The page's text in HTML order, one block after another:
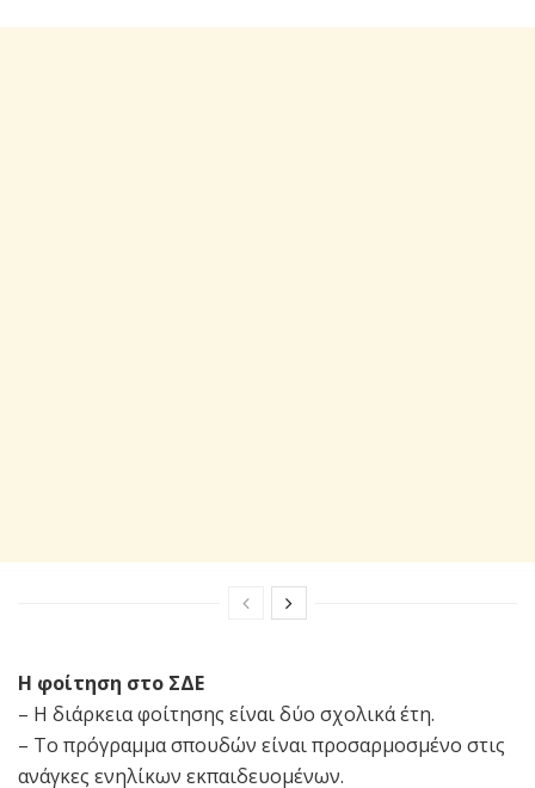
Η φοίτηση στο ΣΔΕ
– Η διάρκεια φοίτησης είναι δύο σχολικά έτη.
– Το πρόγραμμα σπουδών είναι προσαρμοσμένο στις
ανάγκες ενηλίκων εκπαιδευομένων.